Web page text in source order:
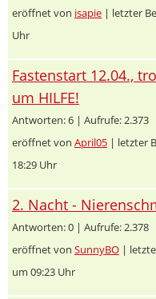
eröffnet von isapie | letzter
Uhr
Fastenstart 12.04.,
um HILFE!
Antworten: 6 | Aufrufe: 2.373
eröffnet von April05 | letzter
18:29 Uhr
2. Nacht -
Antworten: 0 | Aufrufe: 2.378
eröffnet von SunnyBO |
um 09:23 Uhr